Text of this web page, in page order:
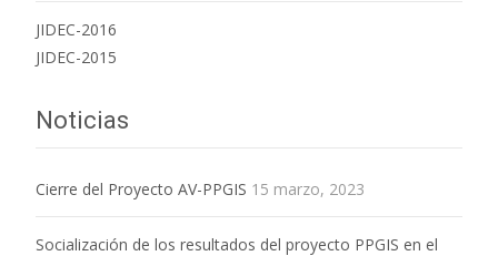
JIDEC-2016
JIDEC-2015
Noticias
Cierre del Proyecto AV-PPGIS 15 marzo, 2023
Socialización de los resultados del proyecto PPGIS en el